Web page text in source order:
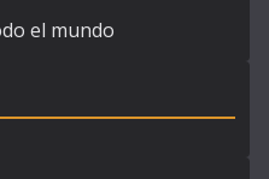
el mundo